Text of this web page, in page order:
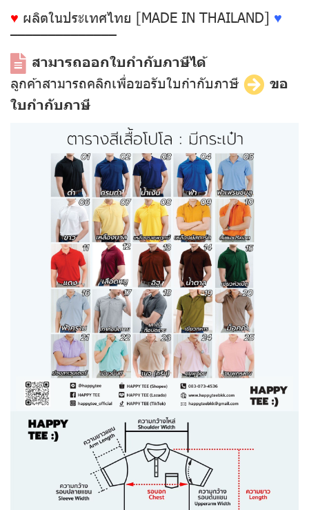
♥ ผลิตในประเทศไทย [MADE IN THAILAND] ♥
––––––––––––––
สามารถออกใบกำกับภาษีได้
ลูกค้าสามารถคลิกเพื่อขอรับใบกำกับภาษี
ขอ
ใบกำกับภาษี